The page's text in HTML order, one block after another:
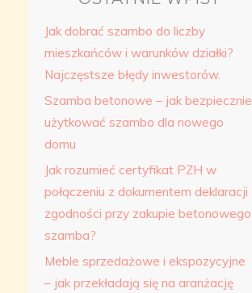
Jak dobrać szambo do liczby
mieszkańców i warunków działki?
Najczęstsze błędy inwestorów.
Szamba betonowe – jak bezpiecznie
użytkować szambo dla nowego
domu
Jak rozumieć certyfikat PZH w
połączeniu z dokumentem deklaracji
zgodności przy zakupie betonowego
szamba?
Meble sprzedażowe i ekspozycyjne
– jak przekładają się na aranżację